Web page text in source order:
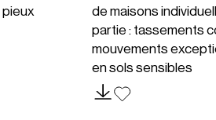
de maisons
partie : tassements
mouvements
en sols sensibles